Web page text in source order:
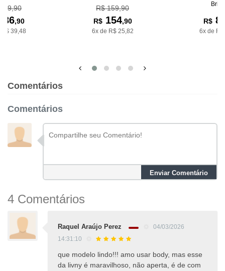
,90
39,48
R$ 159,90
R$154,90
6x de R$ 25,82
R$
6x de
Comentários
Comentários
Enviar Comentário
4 Comentários
Raquel Araújo Perez
04/03/2026
14:31:10
que modelo lindo!!! amo usar body, mas esse
da livny é maravilhoso, não aperta, é de com